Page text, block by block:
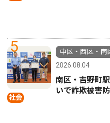
5
社会
中区・西区・南
2026.08.04
南区・吉野町
いで詐欺被害